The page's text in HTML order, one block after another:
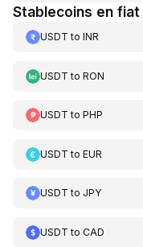
Stablecoins en fiat
USDT to INR
USDT to RON
USDT to PHP
USDT to EUR
USDT to JPY
USDT to CAD